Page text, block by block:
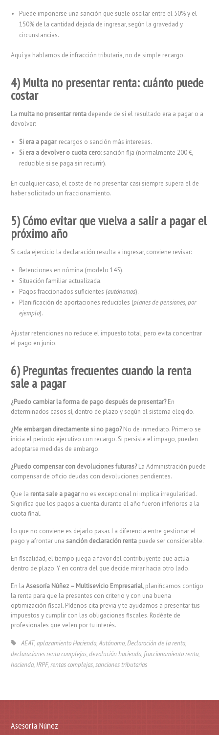
Puede imponerse una sanción que suele oscilar entre el 50% y el
150% de la cantidad dejada de ingresar, según la gravedad y
circunstancias.
Aquí ya hablamos de infracción tributaria, no de simple recargo.
4) Multa no presentar renta: cuánto puede
costar
La multa no presentar renta depende de si el resultado era a pagar o a
devolver:
Si era a pagar: recargos o sanción más intereses.
Si era a devolver o cuota cero: sanción fija (normalmente 200 €,
reducible si se paga sin recurrir).
En cualquier caso, el coste de no presentar casi siempre supera el de
haber solicitado un fraccionamiento.
5) Cómo evitar que vuelva a salir a pagar el
próximo año
Si cada ejercicio la declaración resulta a ingresar, conviene revisar:
Retenciones en nómina (modelo 145).
Situación familiar actualizada.
Pagos fraccionados suficientes (autónomos).
Planificación de aportaciones reducibles (planes de pensiones, por
ejemplo).
Ajustar retenciones no reduce el impuesto total, pero evita concentrar
el pago en junio.
6) Preguntas frecuentes cuando la renta
sale a pagar
¿Puedo cambiar la forma de pago después de presentar?En
determinados casos sí, dentro de plazo y según el sistema elegido.
¿Me embargan directamente si no pago?No de inmediato. Primero se
inicia el periodo ejecutivo con recargo. Si persiste el impago, pueden
adoptarse medidas de embargo.
¿Puedo compensar con devoluciones futuras?La Administración puede
compensar de oficio deudas con devoluciones pendientes.
Que la renta sale a pagarno es excepcional ni implica irregularidad.
Significa que los pagos a cuenta durante el año fueron inferiores a la
cuota final.
Lo que no conviene es dejarlo pasar. La diferencia entre gestionar el
pago y afrontar una sanción declaración renta puede ser considerable.
En fiscalidad, el tiempo juega a favor del contribuyente que actúa
dentro de plazo. Y en contra del que decide mirar hacia otro lado.
En laAsesoría Núñez – Multisevicio Empresarial, planificamos contigo
la renta para que la presentes con criterio y con una buena
optimización fiscal. Pídenos cita previa y te ayudamos a presentar tus
impuestos y cumplir con las obligaciones fiscales. Rodéate de
profesionales que velen por tu interés.
AEAT,aplazamiento Hacienda,Autónomo,Declaración de la renta,
declaraciones renta complejas,devolución hacienda, fraccionamiento renta,
hacienda, IRPF,rentas complejas,sanciones tributarias
Asesoría Núñez